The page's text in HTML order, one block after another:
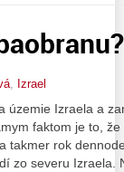
, Izrael
územie Izraela a
faktom je to,
takmer rok
zo severu Izraela.